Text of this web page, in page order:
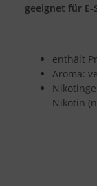
geeignet für E-
enthält
Aroma:
Nikotin